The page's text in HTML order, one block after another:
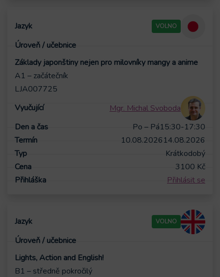
VOLNO
Základy japonštiny nejen pro milovníky mangy a anime
A1 – začátečník
LJA007725
Mgr. Michal Svoboda
Po – Pá15:30-17:30
10.08.202614.08.2026
Krátkodobý
3100 Kč
Přihlásit se
VOLNO
Lights, Action and English!
B1 – středně pokročilý